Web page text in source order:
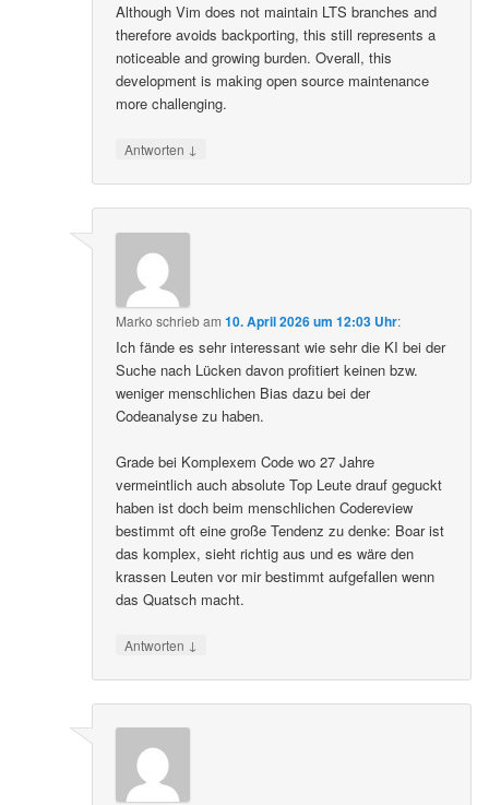
Although Vim does not maintain LTS branches and
therefore avoids backporting, this still represents a
noticeable and growing burden. Overall, this
development is making open source maintenance
more challenging.
Antworten ↓
Marko schriebam10. April 2026 um 12:03 Uhr:
Ich fände es sehr interessant wie sehr die KI bei der
Suche nach Lücken davon profitiert keinen bzw.
weniger menschlichen Bias dazu bei der
Codeanalyse zu haben.
Grade bei Komplexem Code wo 27 Jahre
vermeintlich auch absolute Top Leute drauf geguckt
haben ist doch beim menschlichen Codereview
bestimmt oft eine große Tendenz zu denke: Boar ist
das komplex, sieht richtig aus und es wäre den
krassen Leuten vor mir bestimmt aufgefallen wenn
das Quatsch macht.
Antworten ↓